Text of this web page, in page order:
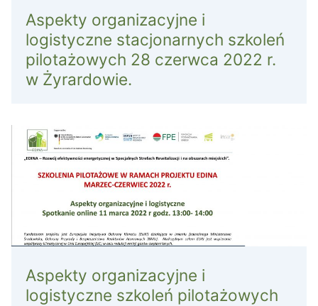
Aspekty organizacyjne i
logistyczne stacjonarnych szkoleń
pilotażowych 28 czerwca 2022 r.
w Żyrardowie.
Aspekty organizacyjne i
logistyczne szkoleń pilotażowych